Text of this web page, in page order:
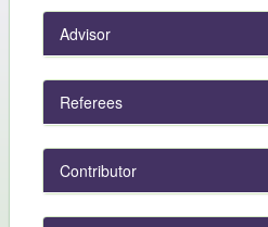
Advisor
Referees
Contributor